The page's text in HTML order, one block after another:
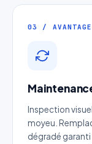
03 / AVANTAGE
Inspection
moyeu.
dégradé
Catégorie